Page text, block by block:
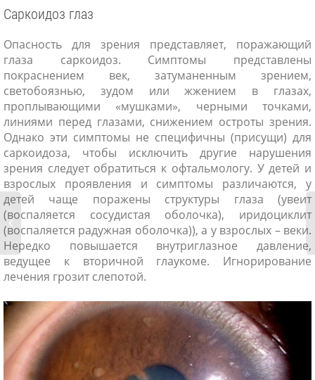
Саркоидоз глаз
Опасность для зрения представляет, поражающий
глаза саркоидоз. Симптомы представлены
покраснением век, затуманенным зрением,
светобоязнью, зудом или жжением в глазах,
проплывающими «мушками», черными точками,
линиями перед глазами, снижением остроты зрения.
Однако эти симптомы не специфичны (присущи) для
саркоидоза, чтобы исключить другие нарушения
зрения следует обратиться к офтальмологу. У детей и
взрослых проявления и симптомы различаются, у
детей чаще поражены структуры глаза (увеит
(воспаляется сосудистая оболочка), иридоциклит
(воспаляется радужная оболочка)), а у взрослых – веки.
Нередко повышается внутриглазное давление,
ведущее к вторичной глаукоме. Игнорирование
лечения грозит слепотой.